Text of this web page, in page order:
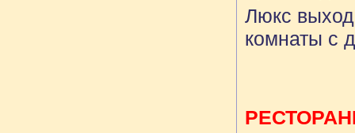
Люкс
комнаты с